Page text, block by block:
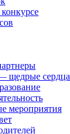
щедрые сердца
мероприятия